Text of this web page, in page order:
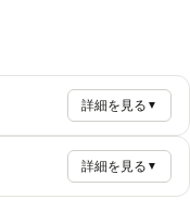
詳細を見る ▼
詳細を見る ▼